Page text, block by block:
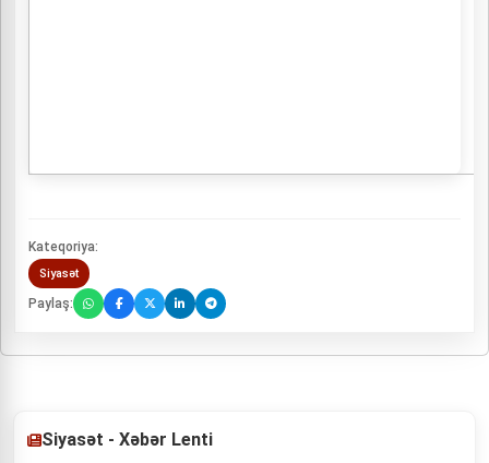
Kateqoriya:
Siyasət
Paylaş:
Siyasət - Xəbər Lenti